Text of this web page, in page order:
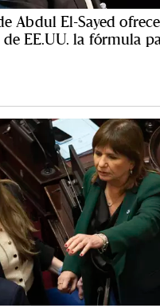
Abdul El-Sayed
EE.UU. la fórmula